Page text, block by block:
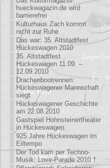
hueckwagazin.de wird
barrierefrei
Kulturhaus Zach kommt
nicht zur Ruhe
Das war: 35. Altstadtfest
Hückeswagen 2010
35. Altstadtfest
Hückeswagen 11.09. –
12.09.2010
Drachenbootrennen:
Hückeswagener Mannschaft
siegt
Hückeswagener Geschichte
am 22.08.2010
Gastspiel Hohnsteinertheater
in Hückeswagen
925 Jahre Hückeswagen im
Eiltempo
Der Tod kam per Techno-
Musik: Love-Parade 2010 †